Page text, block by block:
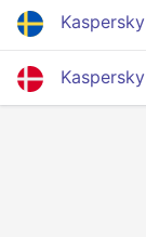
Kaspersky
Kaspersky